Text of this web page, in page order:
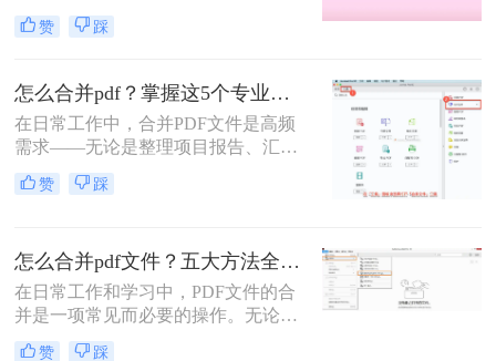
以便于查阅、分享和存储。那么两份
pdf怎么合并在一起呢？本文将介绍四
您轻松完成PDF合并任务。
赞 踩
怎么合并pdf？掌握这5个专业方法，效率提升300%！
在日常工作中，合并PDF文件是高频
需求——无论是整理项目报告、汇总
客户资料，还是准备学术论文。但许
多人仍在用低效、有风险的方法处理
我今天为你带来一份系统、专业的
PDF合并指南，助你告别效率低下与
安全隐患。
赞 踩
怎么合并pdf文件？五大方法全解析！
在日常工作和学习中，PDF文件的合
并是一项常见而必要的操作。无论是
整理报告、合并多个章节的电子书，
赞 踩